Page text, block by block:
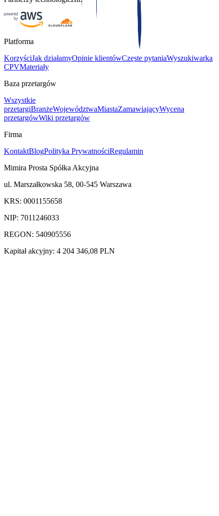
Platforma
KorzyściJak działamyOpinie klientówCzęste pytaniaWyszukiwarka
CPVMateriały
Baza przetargów
Wszystkie
przetargiBranżeWojewództwaMiastaZamawiającyWycena
przetargówWiki przetargów
Firma
KontaktBlogPolityka PrywatnościRegulamin
Mimira Prosta Spółka Akcyjna
ul. Marszałkowska 58, 00-545 Warszawa
KRS: 0001155658
NIP: 7011246033
REGON: 540905556
Kapitał akcyjny: 4 204 346,08 PLN